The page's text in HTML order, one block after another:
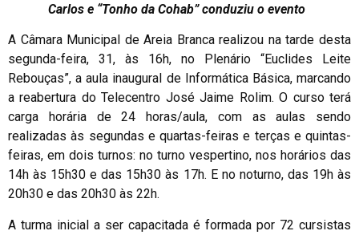
Carlos e “Tonho da Cohab” conduziu o evento
A Câmara Municipal de Areia Branca realizou na tarde desta
segunda-feira, 31, às 16h, no Plenário “Euclides Leite
Rebouças”, a aula inaugural de Informática Básica, marcando
a reabertura do Telecentro José Jaime Rolim. O curso terá
carga horária de 24 horas/aula, com as aulas sendo
realizadas às segundas e quartas-feiras e terças e quintas-
feiras, em dois turnos: no turno vespertino, nos horários das
14h às 15h30 e das 15h30 às 17h. E no noturno, das 19h às
20h30 e das 20h30 às 22h.
A turma inicial a ser capacitada é formada por 72 cursistas